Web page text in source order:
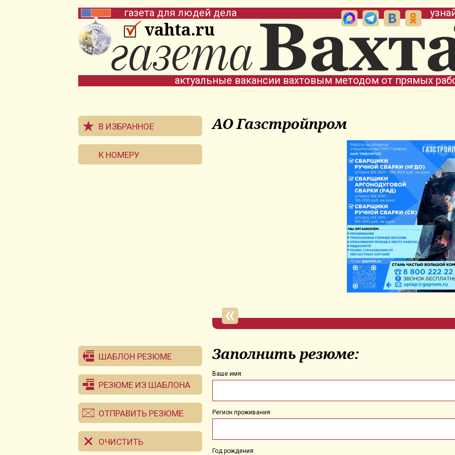
vahta.ru
газета для людей дела
актуальные вакансии вахтовым методом от прямых
В ИЗБРАННОЕ
К НОМЕРУ
АО Газстройпром
ШАБЛОН РЕЗЮМЕ
РЕЗЮМЕ ИЗ ШАБЛОНА
ОТПРАВИТЬ РЕЗЮМЕ
ОЧИСТИТЬ
Заполнить резюме:
Ваше имя:
Регион проживания:
Год рождения: